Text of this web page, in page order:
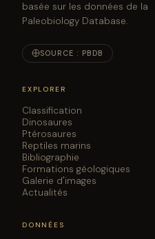
basée sur les données de la
Paleobiology Database.
SOURCE : PBDB
EXPLORER
Classification
Dinosaures
Ptérosaures
Reptiles marins
Bibliographie
Formations géologiques
Galerie d'images
Actualités
DONNÉES